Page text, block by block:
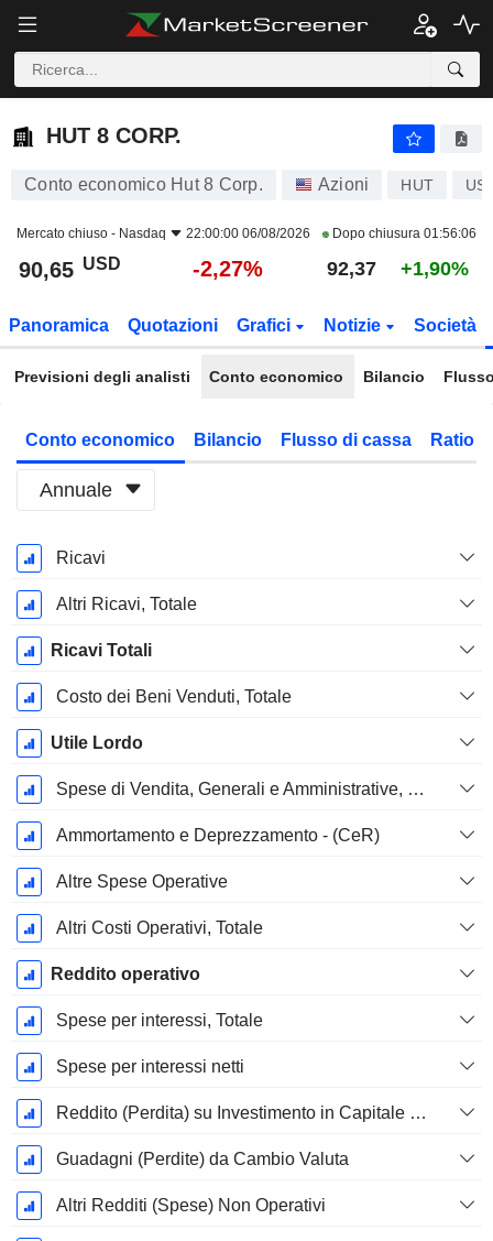
HUT 8 CORP.
HUT 8 CORP.
Conto economico Hut 8 Corp. Azioni HUT
Mercato chiuso - Nasdaq 22:00:00 06/08/2026 Dopo chiusura 01:56:06
90,65 USD -2,27% 92,37 +1,90%
Panoramica Quotazioni Grafici Notizie Società
Previsioni degli analisti Conto economico Bilancio
Conto economico Bilancio Flusso di cassa Ratio
Annuale
Periodo
Fiscale:
Dicembre
Ricavi
Altri Ricavi, Totale
Ricavi Totali
Costo dei Beni Venduti, Totale
Utile Lordo
Spese di Vendita, Generali e Amministrative, Totale
Ammortamento e Deprezzamento - (CeR)
Altre Spese Operative
Altri Costi Operativi, Totale
Reddito operativo
Spese per interessi, Totale
Spese per interessi netti
Reddito (Perdita) su Investimento in Capitale Proprio.
Guadagni (Perdite) da Cambio Valuta
Altri Redditi (Spese) Non Operativi